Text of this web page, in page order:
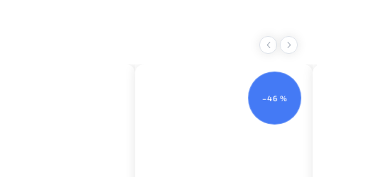
Previous
–46 %
Next